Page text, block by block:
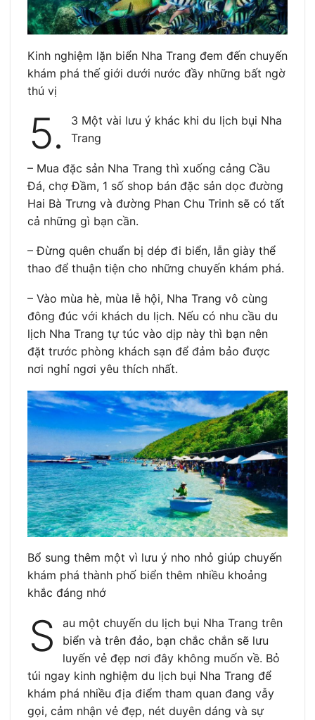
Kinh nghiệm lặn biển Nha Trang đem đến chuyến
khám phá thế giới dưới nước đầy những bất ngờ
thú vị
5.
3 Một vài lưu ý khác khi du lịch bụi Nha
Trang
– Mua đặc sản Nha Trang thì xuống cảng Cầu
Đá, chợ Đầm, 1 số shop bán đặc sản dọc đường
Hai Bà Trưng và đường Phan Chu Trinh sẽ có tất
cả những gì bạn cần.
– Đừng quên chuẩn bị dép đi biển, lẫn giày thể
thao để thuận tiện cho những chuyến khám phá.
– Vào mùa hè, mùa lễ hội, Nha Trang vô cùng
đông đúc với khách du lịch. Nếu có nhu cầu du
lịch Nha Trang tự túc vào dịp này thì bạn nên
đặt trước phòng khách sạn để đảm bảo được
nơi nghỉ ngơi yêu thích nhất.
Bổ sung thêm một vì lưu ý nho nhỏ giúp chuyến
khám phá thành phố biển thêm nhiều khoảng
khắc đáng nhớ
S
au một chuyến du lịch bụi Nha Trang trên
biển và trên đảo, bạn chắc chắn sẽ lưu
luyến vẻ đẹp nơi đây không muốn về. Bỏ
túi ngay kinh nghiệm du lịch bụi Nha Trang để
khám phá nhiều địa điểm tham quan đang vẫy
gọi, cảm nhận vẻ đẹp, nét duyên dáng và sự